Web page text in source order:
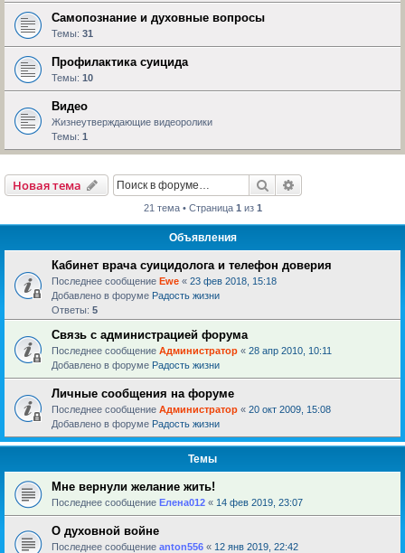
Самопознание и духовные вопросы
Темы: 31
Профилактика суицида
Темы: 10
Видео
Жизнеутверждающие видеоролики
Темы: 1
Новая тема Поиск
21 тема • Страница 1 из 1
Объявления
Кабинет врача суицидолога и телефон доверия
Последнее сообщение Ewe « 23 фев 2018, 15:18
Добавлено в форуме Радость жизни
Ответы: 5
Связь с администрацией форума
Последнее сообщение Администратор « 28 апр 2010, 10:11
Добавлено в форуме Радость жизни
Личные сообщения на форуме
Последнее сообщение Администратор « 20 окт 2009, 15:08
Добавлено в форуме Радость жизни
Темы
Мне вернули желание жить!
Последнее сообщение Елена012 « 14 фев 2019, 23:07
О духовной войне
Последнее сообщение anton556 « 12 янв 2019, 22:42